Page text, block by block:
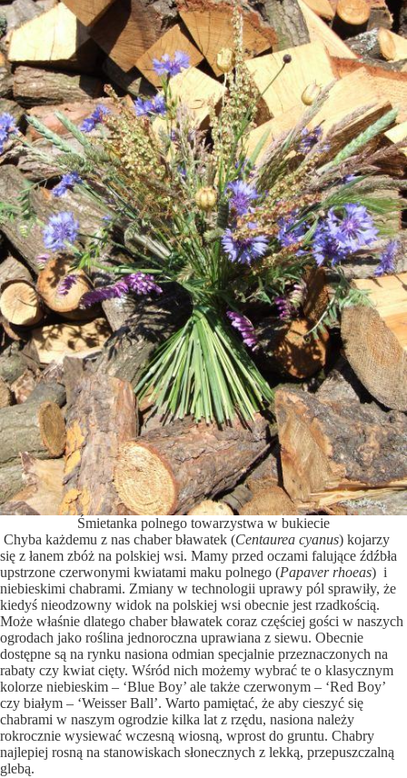
Śmietanka polnego towarzystwa w bukiecie
Chyba każdemu z nas chaber bławatek (Centaurea cyanus) kojarzy
się z łanem zbóż na polskiej wsi. Mamy przed oczami falujące źdźbła
upstrzone czerwonymi kwiatami maku polnego (Papaver rhoeas) i
niebieskimi chabrami. Zmiany w technologii uprawy pól sprawiły, że
kiedyś nieodzowny widok na polskiej wsi obecnie jest rzadkością.
Może właśnie dlatego chaber bławatek coraz częściej gości w naszych
ogrodach jako roślina jednoroczna uprawiana z siewu. Obecnie
dostępne są na rynku nasiona odmian specjalnie przeznaczonych na
rabaty czy kwiat cięty. Wśród nich możemy wybrać te o klasycznym
kolorze niebieskim – ‘Blue Boy’ ale także czerwonym – ‘Red Boy’
czy białym – ‘Weisser Ball’. Warto pamiętać, że aby cieszyć się
chabrami w naszym ogrodzie kilka lat z rzędu, nasiona należy
rokrocznie wysiewać wczesną wiosną, wprost do gruntu. Chabry
najlepiej rosną na stanowiskach słonecznych z lekką, przepuszczalną
glebą.